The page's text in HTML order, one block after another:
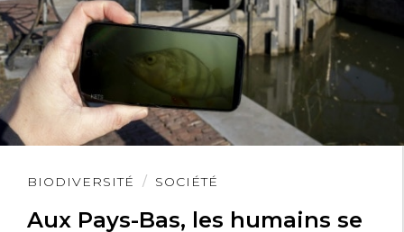
BIODIVERSITÉ SOCIÉTÉ
Aux Pays-Bas, les humains se
Lire